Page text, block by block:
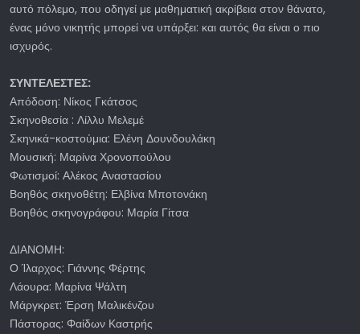
αυτό πόλεμο, που οδηγεί με μαθηματική ακρίβεια στον θάνατο,
ένας μόνο νικητής μπορεί να υπάρξει: και αυτός θα είναι ο πιο
ισχυρός.
ΣΥΝΤΕΛΕΣΤΕΣ:
Απόδοση: Νίκος Γκάτσος
Σκηνοθεσία : Λίλλυ Μελεμέ
Σκηνικά-κοστούμια: Ελένη Δουνδουλάκη
Μουσική: Μαρίνα Χρονοπούλου
Φωτισμοί: Αλέκος Αναστασίου
Βοηθός σκηνοθέτη: Ελβίνα Μποτονάκη
Βοηθός σκηνογράφου: Μαρία Γίτσα
ΔΙΑΝΟΜΗ:
Ο Ίλαρχος: Γιάννης Φέρτης
Λάουρα: Μαρίνα Ψάλτη
Μάργκρετ: Έρση Μαλικένζου
Πάστορας: Φαίδων Καστρής